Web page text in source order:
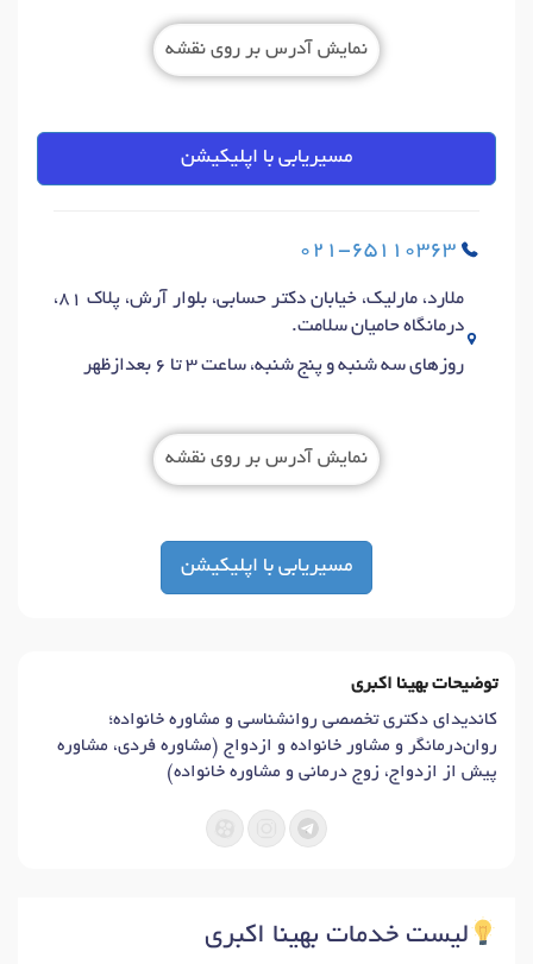
نمایش آدرس بر روی نقشه
مسیریابی با اپلیکیشن
021-65110363
ملارد، مارلیک، خیابان دکتر حسابی، بلوار آرش، پلاک 81،
درمانگاه حامیان سلامت.
روزهای سه شنبه و پنج شنبه، ساعت 3 تا 6 بعدازظهر
نمایش آدرس بر روی نقشه
مسیریابی با اپلیکیشن
توضیحات بهینا اکبری
کاندیدای دکتری تخصصی روانشناسی و مشاوره خانواده؛
روان‌درمانگر و مشاور خانواده و ازدواج (مشاوره فردی، مشاوره
پیش از ازدواج، زوج درمانی و مشاوره خانواده)
لیست خدمات بهینا اکبری